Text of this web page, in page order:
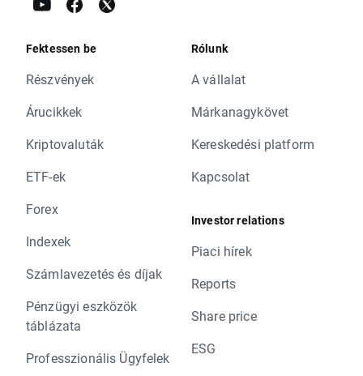
Fektessen be
Részvények
Árucikkek
Kriptovaluták
ETF-ek
Forex
Indexek
Számlavezetés és díjak
Pénzügyi eszközök
táblázata
Professzionális Ügyfelek
Rólunk
A vállalat
Márkanagykövet
Kereskedési platform
Kapcsolat
Investor relations
Piaci hírek
Reports
Share price
ESG